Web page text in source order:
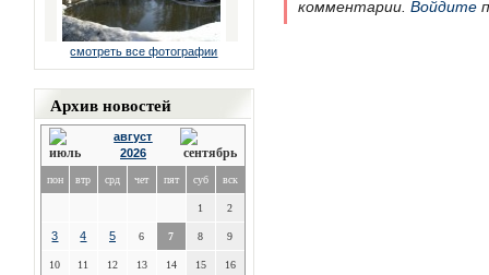
смотреть все фотографии
Архив новостей
август
2026
пон втр срд чет пят суб вск
1 2
3 4 5 6 7 8 9
10 11 12 13 14 15 16
комментарии. Войдите